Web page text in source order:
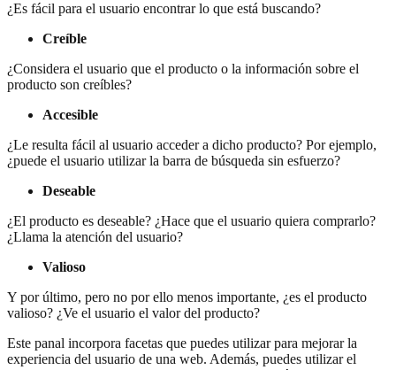
¿Es fácil para el usuario encontrar lo que está buscando?
Creíble
¿Considera el usuario que el producto o la información sobre el
producto son creíbles?
Accesible
¿Le resulta fácil al usuario acceder a dicho producto? Por ejemplo,
¿puede el usuario utilizar la barra de búsqueda sin esfuerzo?
Deseable
¿El producto es deseable? ¿Hace que el usuario quiera comprarlo?
¿Llama la atención del usuario?
Valioso
Y por último, pero no por ello menos importante, ¿es el producto
valioso? ¿Ve el usuario el valor del producto?
Este panal incorpora facetas que puedes utilizar para mejorar la
experiencia del usuario de una web. Además, puedes utilizar el